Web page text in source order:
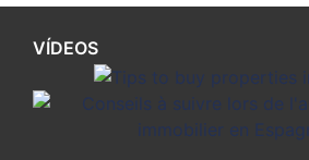
VÍDEOS